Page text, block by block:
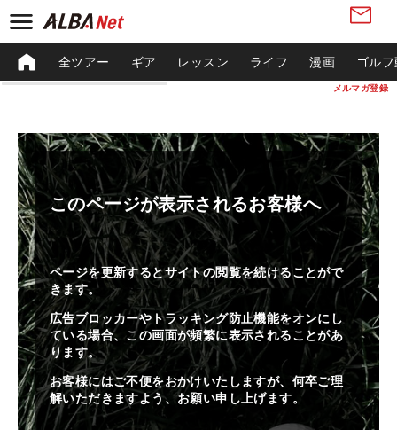
メルマガ登録
全ツアー ギア レッスン ライフ 漫画 ゴル
このページが表示されるお客様へ
ページを更新するとサイトの閲覧を続けることがで
きます。
広告ブロッカーやトラッキング防止機能をオンにし
ている場合、この画面が頻繁に表示されることがあ
ります。
お客様にはご不便をおかけいたしますが、何卒ご理
解いただきますよう、お願い申し上げます。